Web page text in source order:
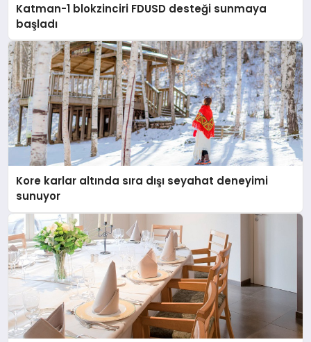
Katman-1 blokzinciri FDUSD desteği sunmaya
başladı
Kore karlar altında sıra dışı seyahat deneyimi
sunuyor